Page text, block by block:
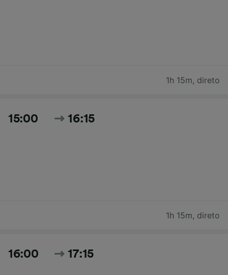
1h 15m, direto
15:00 16:15
1h 15m, direto
16:00 17:15